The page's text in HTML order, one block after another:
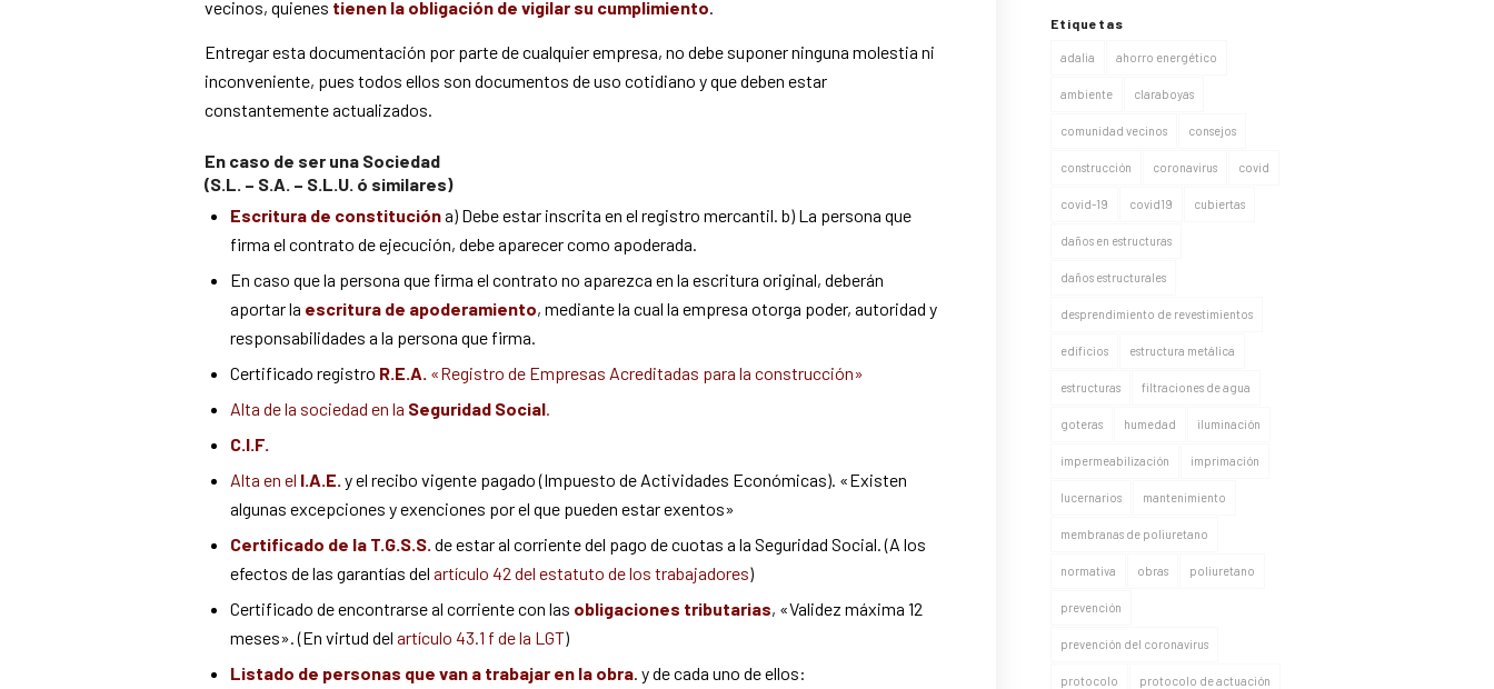
vecinos, quienes tienen la obligación de vigilar su cumplimiento.
Entregar esta documentación por parte de cualquier empresa, no debe suponer ninguna molestia ni
inconveniente, pues todos ellos son documentos de uso cotidiano y que deben estar
constantemente actualizados.
En caso de ser una Sociedad
(S.L. – S.A. – S.L.U. ó similares)
Escritura de constitucióna) Debe estar inscrita en el registro mercantil. b) La persona que
firma el contrato de ejecución, debe aparecer como apoderada.
En caso que la persona que firma el contrato no aparezca en la escritura original, deberán
aportar la escritura de apoderamiento, mediante la cual la empresa otorga poder, autoridad y
responsabilidades a la persona que firma.
Certificado registro R.E.A. «Registro de Empresas Acreditadas para la construcción»
Alta de la sociedad en la Seguridad Social
C.I.F.
Alta en el I.A.E. y el recibo vigente pagado (Impuesto de Actividades Económicas). «Existen
algunas excepciones y exenciones por el que pueden estar exentos»
Certificado de la T.G.S.S. de estar al corriente del pago de cuotas a la Seguridad Social. (A los
efectos de las garantías delartículo 42 del estatuto de los trabajadores)
Certificado de encontrarse al corriente con las obligaciones tributarias, «Validez máxima 12
meses». (En virtud delartículo 43.1 f de la LGT)
Listado de personas que van a trabajar en la obra . y de cada uno de ellos:
Etiquetas
adalia ahorro energético
ambiente claraboyas
comunidad vecinos consejos
construcción coronavirus covid
covid-19 covid19 cubiertas
daños en estructuras
daños estructurales
desprendimiento de revestimientos
edificios estructura metálica
estructuras filtraciones de agua
goteras humedad iluminación
impermeabilización imprimación
lucernarios mantenimiento
membranas de poliuretano
normativa obras poliuretano
prevención
prevención del coronavirus
protocolo protocolo de actuación